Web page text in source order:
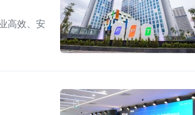
高效、安